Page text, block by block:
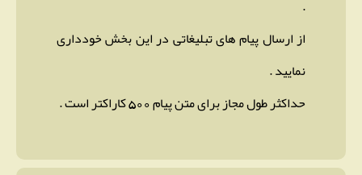
.
از ارسال پیام های تبلیغاتی در این بخش خودداری
نمایید .
حداکثر طول مجاز برای متن پیام 500 کاراکتر است .